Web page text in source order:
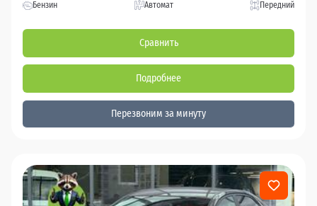
Бензин Автомат Передний
Сравнить
Подробнее
Перезвоним за минуту